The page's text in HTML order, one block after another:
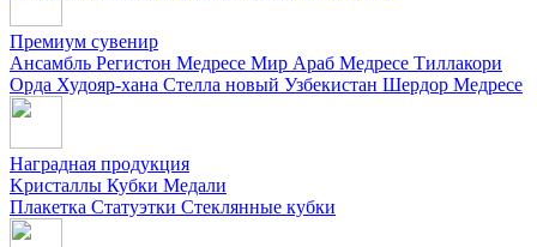
Премиум сувенир
Ансамбль Регистон Медресе Мир Араб Медресе Тиллакори
Орда Худояр-хана Стелла новый Узбекистан Шердор Медресе
Наградная продукция
Kристаллы Кубки Медали
Плакетка Статуэтки Стеклянные кубки